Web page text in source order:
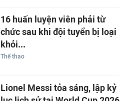
16 huấn luyện viên phải từ
chức sau khi đội tuyển bị loại
khỏi...
Thể thao
Lionel Messi tỏa sáng, lập kỷ